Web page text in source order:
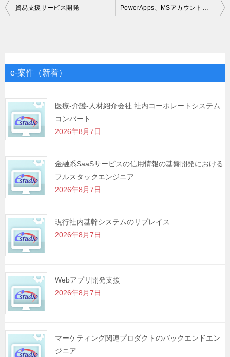
投
ゲ
シ
ョ
ン
貿易支援サービス開発 PowerApps、MSアカウント作業自動化支援業務
e-案件（新着）
医療-介護-人材紹介会社 社内コーポレートシステム
コンバート
2026年8月7日
金融系SaaSサービスの信用情報の基盤開発における
フルスタックエンジニア
2026年8月7日
現行社内基幹システムのリプレイス
2026年8月7日
Webアプリ開発支援
2026年8月7日
マーケティング関連プロダクトのバックエンドエン
ジニア